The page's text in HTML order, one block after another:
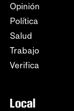
Opinión
Política
Salud
Trabajo
Verifica
Local